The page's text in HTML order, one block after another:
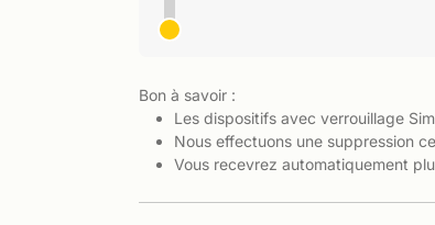
Bon à savoir :
Les dispositifs avec verrouillage
Nous effectuons une suppression
Vous recevrez automatiquement